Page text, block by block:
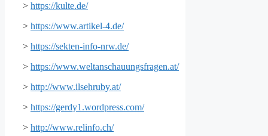
> https://kulte.de/
> https://www.artikel-4.de/
> https://sekten-info-nrw.de/
> https://www.weltanschauungsfragen.at/
> http://www.ilsehruby.at/
> https://gerdy1.wordpress.com/
> http://www.relinfo.ch/